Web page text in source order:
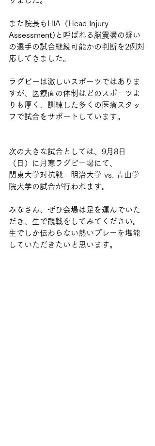
また院長もHIA（Head Injury
Assessment)と呼ばれる脳震盪の疑い
の選手の試合継続可能かの判断を2例対
応してきました。
ラグビーは激しいスポーツではありま
すが、医療面の体制はどのスポーツよ
りも厚く、訓練した多くの医療スタッ
フで試合をサポートしています。
次の大きな試合としては、9月8日
（日）に月寒ラグビー場にて、
関東大学対抗戦　明治大学 vs. 青山学
院大学の試合が行われます。
みなさん、ぜひ会場は足を運んでいた
だき、生で観戦をしてみてください。
生でしか伝わらない熱いプレーを堪能
していただきたいと思います。